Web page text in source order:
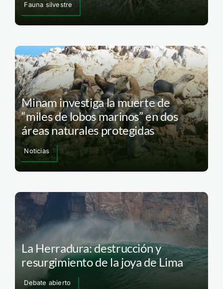
Fauna silvestre
Minam investiga la muerte de
“miles de lobos marinos” en dos
áreas naturales protegidas
Noticias
La Herradura: destrucción y
resurgimiento de la joya de Lima
Debate abierto